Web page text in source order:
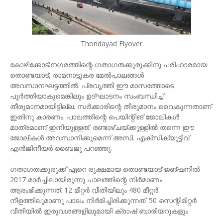
Thondayad Flyover
കോഴിക്കോട്:നഗരത്തിന്റെ ഗതാഗതക്കുരുക്കിനു പരിഹാരമായ
തൊണ്ടയാട്, രാമനാട്ടുകര മേല്‍പാലങ്ങള്‍
അവസാനഘട്ടത്തില്‍. പ്രവൃത്തി ഈ മാസത്തോടെ
പൂര്‍ത്തിയാകുമെങ്കിലും ഉദ്ഘാടനം സംബന്ധിച്ച്
തീരുമാനമായിട്ടില്ല. സര്‍ക്കാരിന്റെ തീരുമാനം വൈകുന്നതാണ്
ഇതിനു കാരണം. പാലത്തിന്റെ പെയിന്റിങ് ജോലികള്‍
മാത്രമാണ് ഇനിയുള്ളത്. രണ്ടാഴ്ചയ്ക്കുള്ളില്‍ തന്നെ ഈ
ജോലികള്‍ അവസാനിക്കുമെന്ന് അസി. എക്‌സിക്യുട്ടീവ്
എന്‍ജിനീയര്‍ ബൈജു പറഞ്ഞു.
ഗതാഗതക്കുരുക്ക് ഏറെ രൂക്ഷമായ തൊണ്ടയാട് ജങ്ഷനില്‍
2017 മാര്‍ച്ചിലായിരുന്നു പാലത്തിന്റെ നിര്‍മാണം
ആരംഭിക്കുന്നത്. 12 മീറ്റര്‍ വീതിയിലും 480 മീറ്റര്‍
നീളത്തിലുമാണു പാലം നിര്‍മിച്ചിരിക്കുന്നത്. 50 സെന്റിമീറ്റര്‍
വീതിയില്‍ ഇരുവശങ്ങളിലുമായി ക്രാഷ് ബാരിയറുകളും